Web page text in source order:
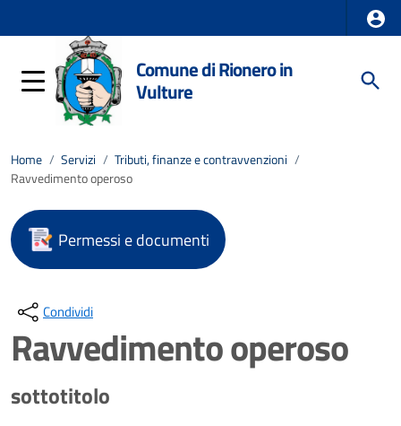
Comune di Rionero in
Vulture
Home / Servizi / Tributi, finanze e contravvenzioni /
Ravvedimento operoso
Permessi e documenti
Condividi
Ravvedimento operoso
sottotitolo